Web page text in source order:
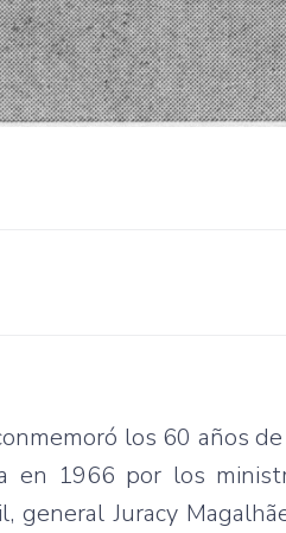
los 60 años
en 1966 por los
general Juracy